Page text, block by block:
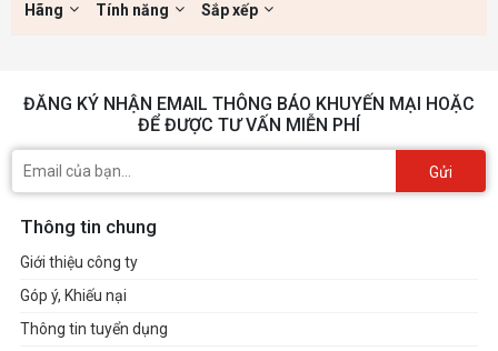
Hãng Tính năng Sắp xếp
ĐĂNG KÝ NHẬN EMAIL THÔNG BÁO KHUYẾN MẠI HOẶC
ĐỂ ĐƯỢC TƯ VẤN MIỄN PHÍ
Gửi
Thông tin chung
Giới thiệu công ty
Góp ý, Khiếu nại
Thông tin tuyển dụng